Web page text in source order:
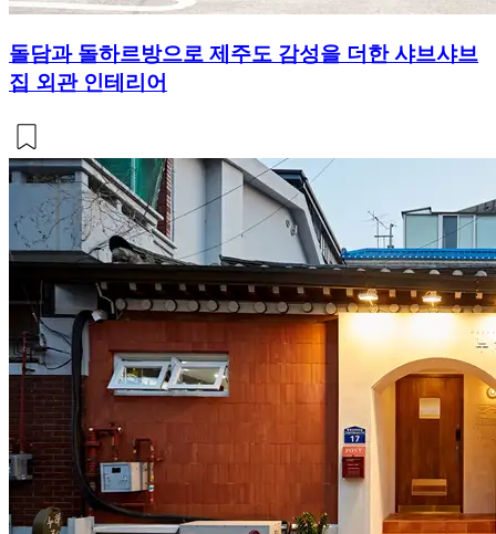
돌담과 돌하르방으로 제주도 감성을 더한 샤브샤브
집 외관 인테리어